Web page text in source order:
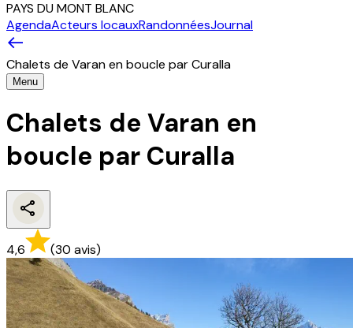
PAYS DU MONT BLANC
AgendaActeurs locauxRandonnéesJournal
Chalets de Varan en boucle par Curalla
Menu
Chalets de Varan en
boucle par Curalla
4,6 (30 avis)